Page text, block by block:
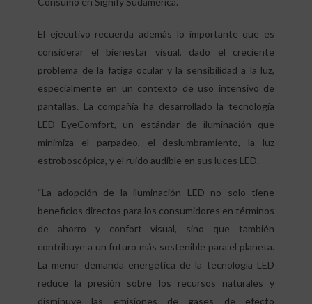
El ejecutivo recuerda además lo importante que es
considerar el bienestar visual, dado el creciente
problema de la fatiga ocular y la sensibilidad a la luz,
especialmente en un contexto de uso intensivo de
pantallas. La compañía ha desarrollado la tecnología
LED EyeComfort, un estándar de iluminación que
minimiza el parpadeo, el deslumbramiento, la luz
estroboscópica, y el ruido audible en sus luces LED.
“La adopción de la iluminación LED no solo tiene
beneficios directos para los consumidores en términos
de ahorro y confort visual, sino que también
contribuye a un futuro más sostenible para el planeta.
La menor demanda energética de la tecnología LED
reduce la presión sobre los recursos naturales y
disminuye las emisiones de gases de efecto